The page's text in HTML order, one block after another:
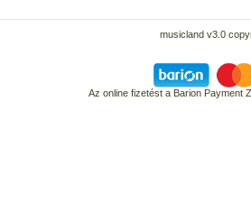
musicland v3.0
Az online fizetést a Barion Payment